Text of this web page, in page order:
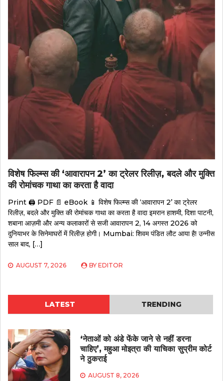
विशेष फिल्म्स की ‘आवारापन 2’ का ट्रेलर रिलीज़, बदले और मुक्ति
की रोमांचक गाथा का करता है वादा
Print 🖨 PDF 📄 eBook 📱 विशेष फिल्म्स की ‘आवारापन 2’ का ट्रेलर
रिलीज़, बदले और मुक्ति की रोमांचक गाथा का करता है वादा इमरान हाशमी, दिशा पाटनी,
शबाना आज़मी और अन्य कलाकारों से सजी आवारापन 2, 14 अगस्त 2026 को
दुनियाभर के सिनेमाघरों में रिलीज़ होगी। Mumbai: शिवम पंडित लौट आया है! उन्नीस
साल बाद, […]
AUGUST 7, 2026 BY EDITOR
LATEST TRENDING
‘नेताओं को अंडे फेंके जाने से नहीं डरना
चाहिए’, महुआ मोइत्रा की याचिका सुप्रीम कोर्ट
ने ठुकराई
AUGUST 8, 2026